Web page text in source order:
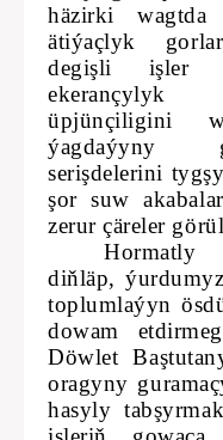
häzirki
ätiýaçlyk
degişli işler
ekerançylyk
üpjünçiligini
ýagdaýyny
serişdelerini
şor suw
zerur çäreler
Hormatly
diňläp,
toplumlaýyn
dowam
Döwlet
oragyny
hasyly